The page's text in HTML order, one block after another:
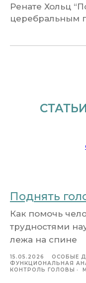
Ренате Хольц
церебральным
Поднять
Как помочь
трудностями
лежа на спине
15.05.2026
ОСОБЫЕ
ФУНКЦИОНАЛЬНАЯ
КОНТРОЛЬ ГОЛОВЫ